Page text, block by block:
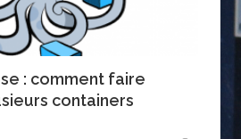
: comment faire
containers